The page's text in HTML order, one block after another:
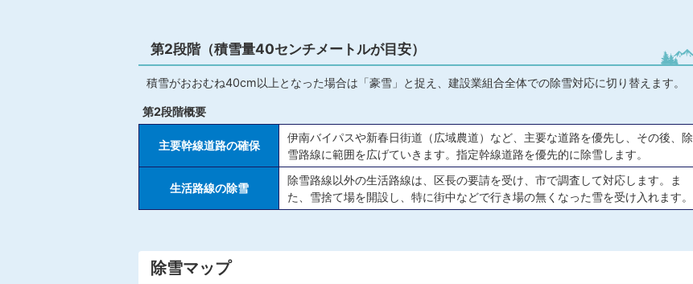
第2段階（積雪量40センチメートルが目安）
積雪がおおむね40cm以上となった場合は「豪雪」と捉え、建設業組合全体での除雪対応に切り替えます。
第2段階概要
主要幹線道路の確保
伊南バイパスや新春日街道（広域農道）など、主要な道路を優先し、その後、除
雪路線に範囲を広げていきます。指定幹線道路を優先的に除雪します。
生活路線の除雪
除雪路線以外の生活路線は、区長の要請を受け、市で調査して対応します。ま
た、雪捨て場を開設し、特に街中などで行き場の無くなった雪を受け入れます。
除雪マップ